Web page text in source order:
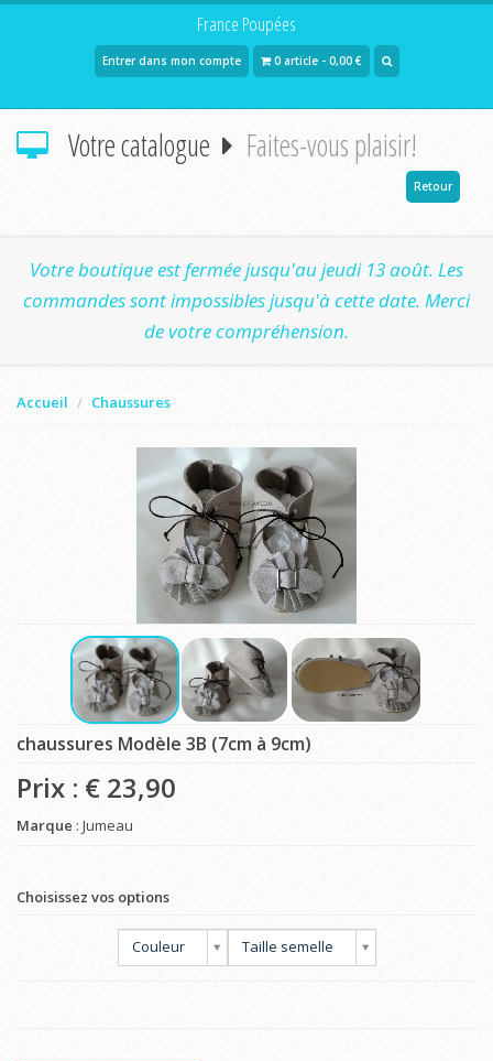
France Poupées
Entrer dans mon compte 0 article - 0,00 €
Votre catalogue Faites-vous plaisir!
Retour
Votre boutique est fermée jusqu'au jeudi 13 août. Les
commandes sont impossibles jusqu'à cette date. Merci
de votre compréhension.
Accueil Chaussures
chaussures Modèle 3B (7cm à 9cm)
Prix : € 23,90
Marque : Jumeau
Choisissez vos options
Couleur Taille semelle